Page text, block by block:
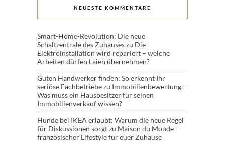
NEUESTE KOMMENTARE
Smart-Home-Revolution: Die neue
Schaltzentrale des Zuhauseszu Die
Elektroinstallation wird repariert – welche
Arbeiten dürfen Laien übernehmen?
Guten Handwerker finden: So erkennt Ihr
seriöse Fachbetriebezu Immobilienbewertung –
Was muss ein Hausbesitzer für seinen
Immobilienverkauf wissen?
Hunde bei IKEA erlaubt: Warum die neue Regel
für Diskussionen sorgtzu Maison du Monde –
französischer Lifestyle für euer Zuhause